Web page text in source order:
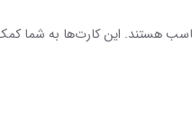
هستند. این کارت‌ها به شما